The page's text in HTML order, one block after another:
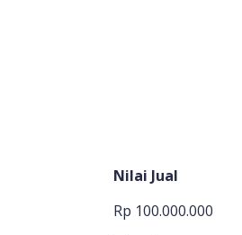
Nilai Jual
Rp 100.000.000